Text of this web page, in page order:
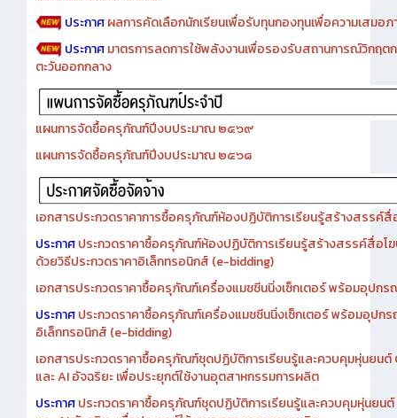
ประจำปีการศึกษา ๒๕๖๙
ประกาศผลการคัดเลือกนักเรียนเพื่อรับทุนกองทุนเพื่อความเสมอ
ประกาศมาตรการลดการใช้พลังงานเพื่อรองรับสถานการณ์วิกฤ
ตะวันออกกลาง
แผนการจัดซื้อครุภัณฑ์ปีงบประมาณ ๒๕๖๙
แผนการจัดซื้อครุภัณฑ์ปีงบประมาณ ๒๕๖๘
เอกสารประกวดราคาการซื้อครุภัณฑ์ห้องปฏิบัติการเรียนรู้สร้างสรรค์
ประกาศ ประกวดราคาซื้อครุภัณฑ์ห้องปฏิบัติการเรียนรู้สร้างสรรค์สื่อโ
ด้วยวิธีประกวดราคาอิเล็กทรอนิกส์ (e-bidding)
เอกสารประกวดราคาซื้อครุภัณฑ์เครื่องแมชชีนนิ่งเซ็กเตอร์ พร้อมอุปก
ประกาศประกวดราคาซื้อครุภัณฑ์เครื่องแมชชีนนิ่งเซ็กเตอร์ พร้อมอุปก
อิเล็กทรอนิกส์ (e-bidding)
เอกสารประกวดราคาซื้อครุภัณฑ์ชุดปฏิบัติการเรียนรู้และควบคุมหุ่นยน
และ AI อัจฉริยะ เพื่อประยุกต์ใช้งานอุตสาหกรรมการผลิต